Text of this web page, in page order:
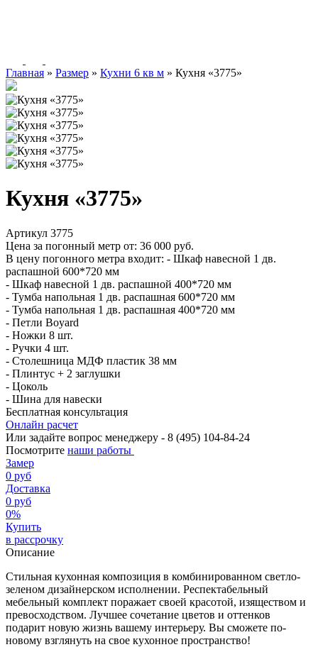
Главная » Размер » Кухни 6 кв м » Кухня «3775»
Кухня «3775»
Артикул 3775
Цена за погонный метр от: 36 000 руб.
В цену погонного метра входит: - Шкаф навесной 1 дв.
распашной 600*720 мм
- Шкаф навесной 1 дв. распашной 400*720 мм
- Тумба напольная 1 дв. распашная 600*720 мм
- Тумба напольная 1 дв. распашная 400*720 мм
- Петли Boyard
- Ножки 8 шт.
- Ручки 4 шт.
- Столешница МДФ пластик 38 мм
- Плинтус + 2 заглушки
- Цоколь
- Шина для навески
Бесплатная консультация
Онлайн расчет
Или задайте вопрос менеджеру - 8 (495) 104-84-24
Посмотрите наши работы
Замер
0 руб
Доставка
0 руб
0%
Купить
в рассрочку
Описание
Стильная кухонная композиция в комбинированном светло-
зеленом дизайнерском исполнении. Респектабельный
мебельный комплект поражает своей красотой, изяществом и
превосходством. Лучшее сочетание цветов и оттенков
подарит новую жизнь вашему интерьеру. Вы сможете по-
новому взглянуть на свое кухонное пространство!